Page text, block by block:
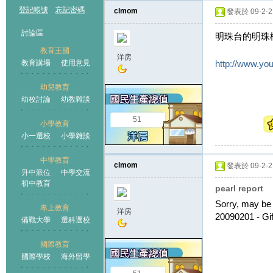
登記帳號 忘記密碼
討論區
教育王國
教育講場
使用意見
幼兒教育
幼校討論
幼教雜談
小學教育
小一選校
小學雜談
中學教育
升中派位
中學交流
初中教育
專上教育
備戰大學
選科選校
國際教育
國際學校
海外留學
王國
clmom
洋房
51
發表於 09-2-
明珠台的明
http://
clmom
洋房
發表於 09-2-
pearl report
Sorry, may
20090201 -